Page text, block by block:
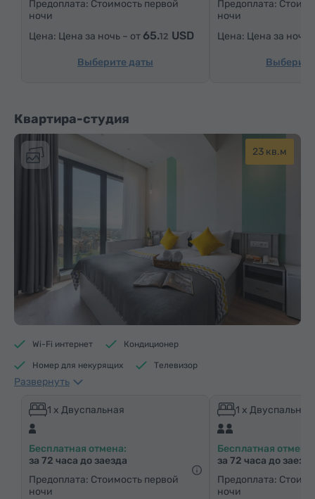
Паркетные полы
Утюг с гладильной доской (по запросу)
Предоплата: Стоимость первой
ночи
Цена за ночь – от 65.12 USD
Выберите даты
Предоплата:
ночи
Цена за ночь
Квартира-студия
23 кв.м
Wi-Fi интернет Кондиционер
Номер для некурящих Телевизор
Душевая кабина
Минибар Средства гигиены Полотенца
Тапочки Шкаф/Гардероб
Письменный стол Телефон
Кабельные телеканалы
Паркетные полы
Развернуть
1 x Двуспальная
Бесплатная отмена:
за 72 часа до заезда
Предоплата: Стоимость первой
ночи
1 x Двуспальная
Бесплатная отмена:
за 72 часа до заезда
Предоплата:
ночи